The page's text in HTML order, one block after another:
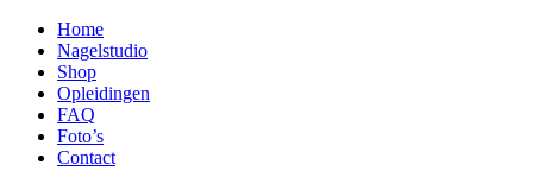
Home
Nagelstudio
Shop
Opleidingen
FAQ
Foto’s
Contact